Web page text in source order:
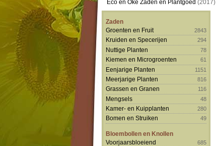
Eco en Oké Zaden en Plantgoed (2017)
Zaden
Groenten en Fruit
2843
Kruiden en Specerijen 294
Nuttige Planten 78
Kiemen en Microgroenten 61
Eenjarige Planten 1151
Meerjarige Planten 816
Grassen en Granen 116
Mengsels 48
Kamer- en Kuipplanten 280
Bomen en Struiken 49
Bloembollen en Knollen
Voorjaarsbloeiend
685